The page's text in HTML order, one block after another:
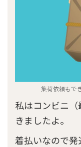
集荷依頼もで
私はコンビニ
きましたよ。
着払いなので発